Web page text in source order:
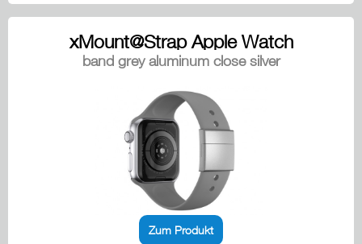
xMount@Strap Apple Watch
band grey aluminum close silver
Zum Produkt